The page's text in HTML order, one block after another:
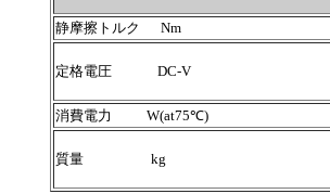
静摩擦トルク Nm
定格電圧 DC-V
消費電力 W(at75℃)
質量 kg